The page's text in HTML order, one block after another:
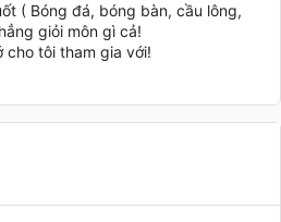
( Bóng đá, bóng bàn, cầu lông,
giỏi môn gì cả!
cho tôi tham gia với!